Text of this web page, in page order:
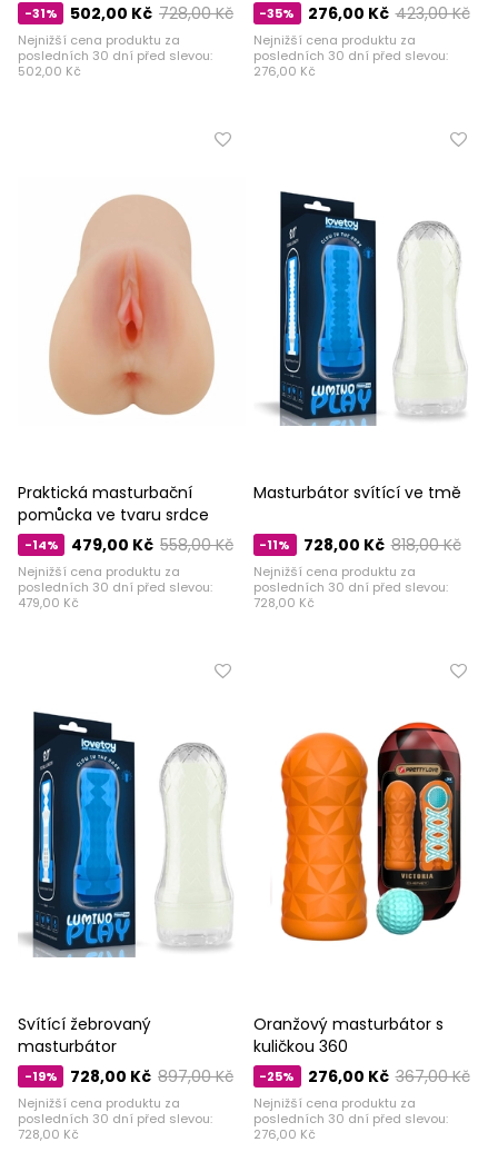
-31% 728,00 Kč
502,00 Kč
Nejnižší cena produktu za
posledních 30 dní před slevou:
502,00 Kč
-35% 423,00 Kč
276,00 Kč
Nejnižší cena produktu za
posledních 30 dní před slevou:
276,00 Kč
Praktická masturbační
pomůcka ve tvaru srdce
-14% 558,00 Kč
479,00 Kč
Nejnižší cena produktu za
posledních 30 dní před slevou:
479,00 Kč
Masturbátor svítící ve tmě
-11% 818,00 Kč
728,00 Kč
Nejnižší cena produktu za
posledních 30 dní před slevou:
728,00 Kč
Svítící žebrovaný
masturbátor
-19% 897,00 Kč
728,00 Kč
Nejnižší cena produktu za
posledních 30 dní před slevou:
728,00 Kč
Oranžový masturbátor s
kuličkou 360
-25% 367,00 Kč
276,00 Kč
Nejnižší cena produktu za
posledních 30 dní před slevou:
276,00 Kč